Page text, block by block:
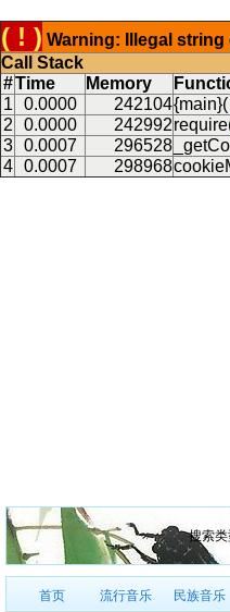
( ! ) Warning: Illegal
Call Stack
#Time Memory
1
0.0000 242104
2
0.0000 242992
3
0.0007 296528
4
0.0007 298968
搜索类
首页 流行音乐 民族音乐